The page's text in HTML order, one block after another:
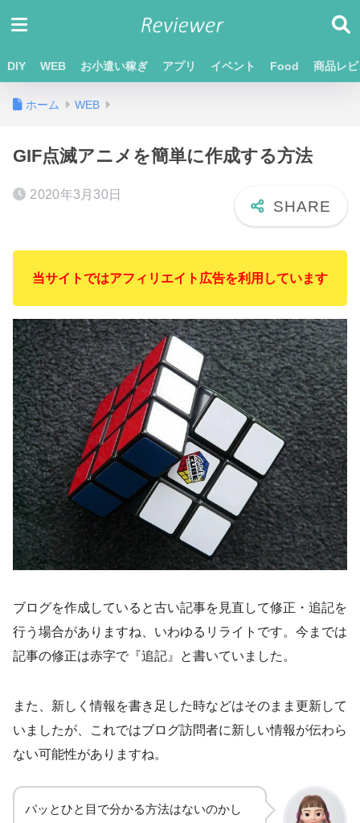
DIY WEB お小遣い稼ぎ アプリ イベント Food 商品レ
ホーム WEB
GIF点滅アニメを簡単に作成する方法
2020年3月30日
当サイトではアフィリエイト広告を利用しています
ブログを作成していると古い記事を見直して修正・追記を
行う場合がありますね、いわゆるリライトです。今までは
記事の修正は赤字で『追記』と書いていました。
また、新しく情報を書き足した時などはそのまま更新して
いましたが、これではブログ訪問者に新しい情報が伝わら
ない可能性がありますね。
パッとひと目で分かる方法はないのかし